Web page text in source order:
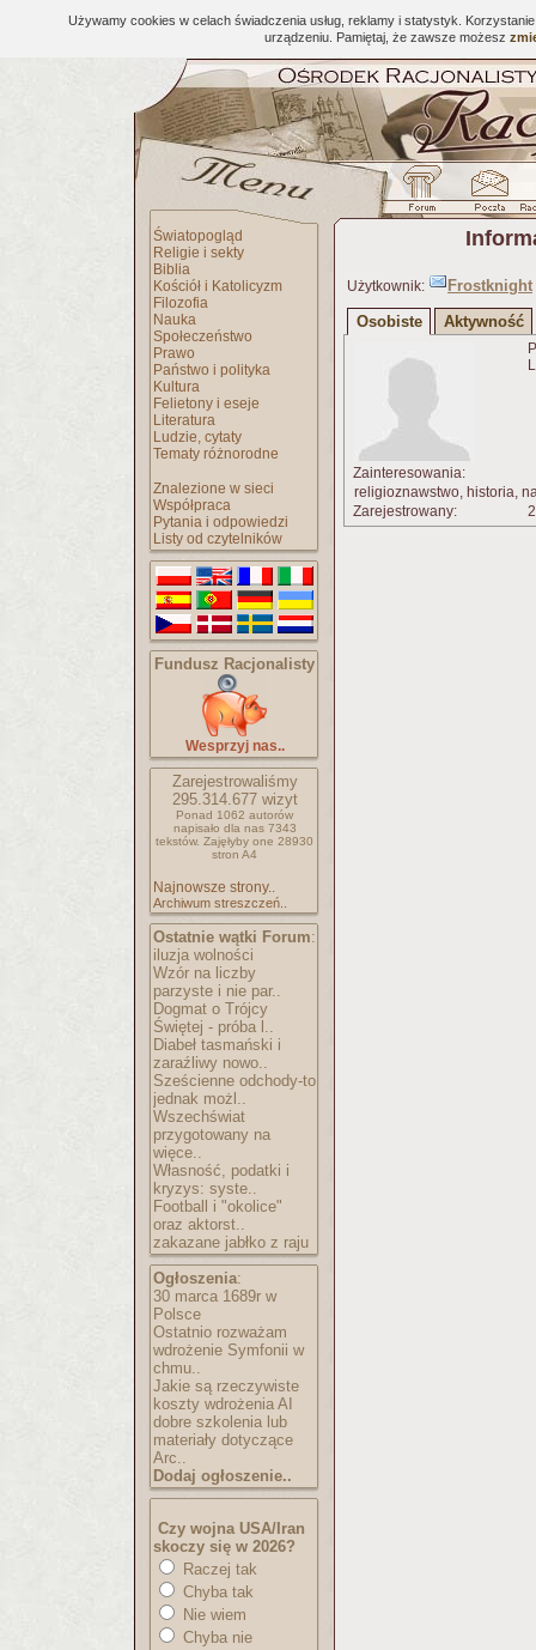
Używamy cookies w celach świadczenia usług, reklamy i statystyk.
urządzeniu. Pamiętaj, że zawsze możesz
Światopogląd
Religie i sekty
Biblia
Kościół i Katolicyzm
Filozofia
Nauka
Społeczeństwo
Prawo
Państwo i polityka
Kultura
Felietony i eseje
Literatura
Ludzie, cytaty
Tematy różnorodne
Znalezione w sieci
Współpraca
Pytania i odpowiedzi
Listy od czytelników
Fundusz Racjonalisty
Wesprzyj nas..
Zarejestrowaliśmy
295.314.677wizyt
Ponad 1062 autorów
napisało dla nas 7343
tekstów. Zajęłyby one 28930
stron A4
Najnowsze strony..
Archiwum streszczeń..
Ostatnie wątki Forum:
iluzja wolności
Wzór na liczby
parzyste i nie par..
Dogmat o Trójcy
Świętej - próba l..
Diabeł tasmański i
zaraźliwy nowo..
Sześcienne odchody-to
jednak możl..
Wszechświat
przygotowany na
więce..
Własność, podatki i
kryzys: syste..
Football i "okolice"
oraz aktorst..
zakazane jabłko z raju
Ogłoszenia:
30 marca 1689r w
Polsce
Ostatnio rozważam
wdrożenie Symfonii w
chmu..
Jakie są rzeczywiste
koszty wdrożenia AI
dobre szkolenia lub
materiały dotyczące
Arc..
Dodaj ogłoszenie..
Czy wojna USA/Iran
skoczy się w 2026?
Raczej tak
Chyba tak
Nie wiem
Chyba nie
Użytkownik:
Frostknight
Osobiste
Aktywność
Zainteresowania:
religioznawstwo, historia,
Zarejestrowany: